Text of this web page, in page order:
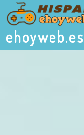
ehoyweb.es